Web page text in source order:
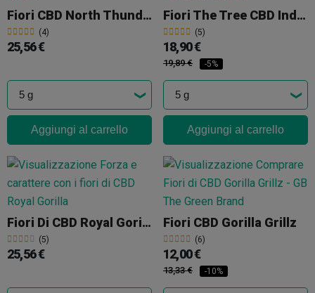
Fiori CBD North Thunderfuck Cocori Kush
(4)
25,56 €
Aggiungi al carrello
Fiori The Tree CBD Indoor 'Skywalker OG'
(5)
18,90 €
19,89 € -5%
Aggiungi al carrello
Fiori Di CBD Royal Gorilla Cocori Kush
(5)
25,56 €
Fiori CBD Gorilla Grillz
(6)
12,00 €
13,33 € -10%